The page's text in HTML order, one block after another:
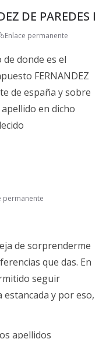
DE PAREDES I
Enlace permanente
donde es el
FERNANDEZ
de españa y sobre
en dicho
permanente
de sorprenderme
que das. En
seguir
y por eso,
apellidos